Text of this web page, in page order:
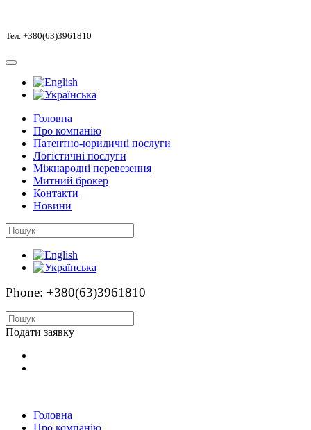
Тел. +380(63)3961810
Головна
Про компанію
Патентно-юридичні послуги
Логістичні послуги
Міжнародні перевезення
Митний брокер
Контакти
Новини
Phone: +380(63)3961810
Подати заявку
Головна
Про компанію